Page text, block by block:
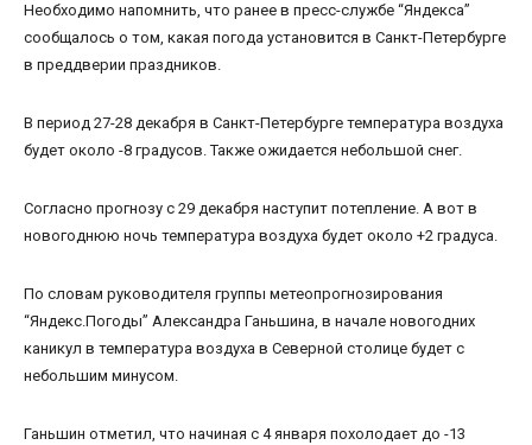
Необходимо напомнить, что ранее в пресс-службе “Яндекса”
сообщалось о том, какая погода установится в Санкт-Петербурге
в преддверии праздников.
В период 27-28 декабря в Санкт-Петербурге температура воздуха
будет около -8 градусов. Также ожидается небольшой снег.
Согласно прогнозу с 29 декабря наступит потепление. А вот в
новогоднюю ночь температура воздуха будет около +2 градуса.
По словам руководителя группы метеопрогнозирования
“Яндекс.Погоды” Александра Ганьшина, в начале новогодних
каникул в температура воздуха в Северной столице будет с
небольшим минусом.
Ганьшин отметил, что начиная с 4 января похолодает до -13